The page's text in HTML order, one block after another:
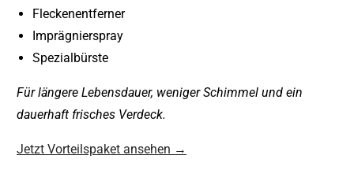
Fleckenentferner
Imprägnierspray
Spezialbürste
Für längere Lebensdauer, weniger Schimmel und ein
dauerhaft frisches Verdeck.
Jetzt Vorteilspaket ansehen →